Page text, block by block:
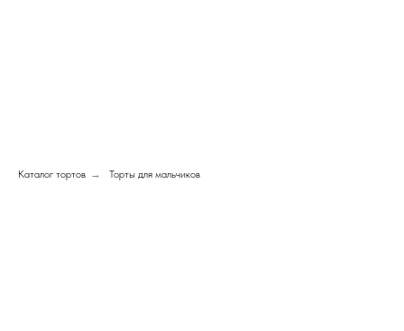
Каталог тортов → Торты для мальчиков